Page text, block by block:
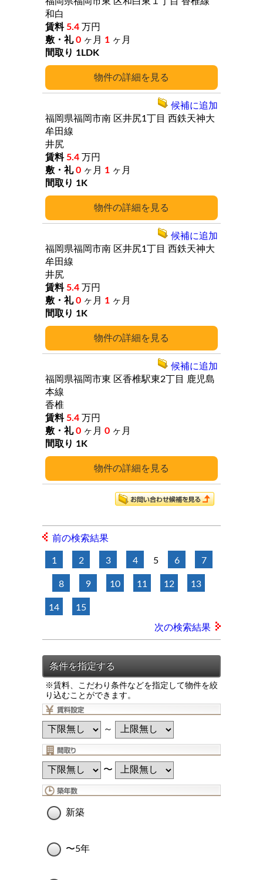
詳細
和白
5.4 万円
0 ヶ月 1 ヶ月
1LDK
詳細
福岡県福岡市南 区井尻1丁目 西鉄天神大
牟田線
井尻
5.4 万円
0 ヶ月 1 ヶ月
1K
候補に追加
詳細
福岡県福岡市南 区井尻1丁目 西鉄天神大
牟田線
井尻
5.4 万円
0 ヶ月 1 ヶ月
1K
候補に追加
詳細
福岡県福岡市東 区香椎駅東2丁目
鹿児島
本線
香椎
5.4 万円
0 ヶ月 0 ヶ月
1K
候補に追加
前の検索結果
1 2 3 4 5 6 7
8 9 10 11 12 13
14 15
次の検索結果
※賃料、こだわり条件などを指定して物件を絞
り込むことができます。
～
〜
新築
〜5年